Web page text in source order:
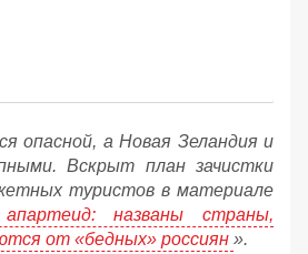
опасной, а Новая Зеландия и
Вскрыт план зачистки
туристов в материале
апартеид: названы страны,
от «бедных» россиян ».